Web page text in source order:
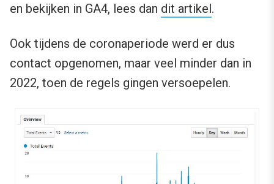
en bekijken in GA4, lees dan dit artikel.
Ook tijdens de coronaperiode werd er dus
contact opgenomen, maar veel minder dan in
2022, toen de regels gingen versoepelen.